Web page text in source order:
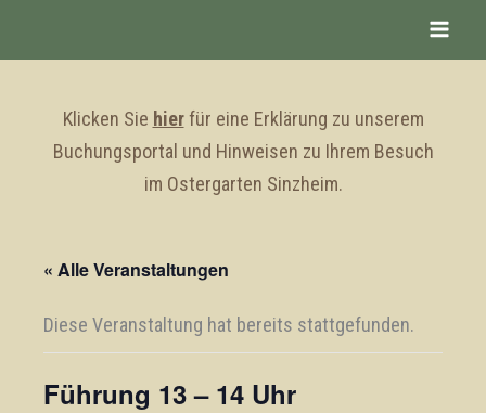
Klicken Sie hier für eine Erklärung zu unserem
Buchungsportal und Hinweisen zu Ihrem Besuch
im Ostergarten Sinzheim.
« Alle Veranstaltungen
Diese Veranstaltung hat bereits stattgefunden.
Führung 13 – 14 Uhr